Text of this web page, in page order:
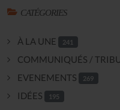
CATÉGORIES
À LA UNE 241
COMMUNIQUÉS /
EVENEMENTS 269
IDÉES 195